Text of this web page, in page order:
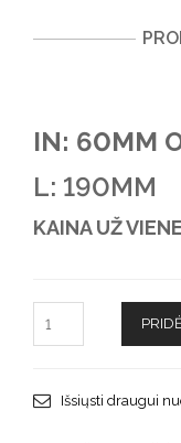
IN: 60MM
L: 190MM
KAINA UŽ
Išsiųsti draugui